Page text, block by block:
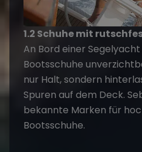
1.2 Schuhe mit
An Bord einer
Bootsschuhe
nur Halt, sondern
Spuren auf dem Deck.
bekannte Marken für
Bootsschuhe.